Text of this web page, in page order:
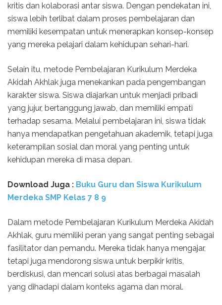
kritis dan kolaborasi antar siswa. Dengan pendekatan ini,
siswa lebih terlibat dalam proses pembelajaran dan
memiliki kesempatan untuk menerapkan konsep-konsep
yang mereka pelajari dalam kehidupan sehari-hari.
Selain itu, metode Pembelajaran Kurikulum Merdeka
Akidah Akhlak juga menekankan pada pengembangan
karakter siswa. Siswa diajarkan untuk menjadi pribadi
yang jujur, bertanggung jawab, dan memiliki empati
terhadap sesama. Melalui pembelajaran ini, siswa tidak
hanya mendapatkan pengetahuan akademik, tetapi juga
keterampilan sosial dan moral yang penting untuk
kehidupan mereka di masa depan.
Download Juga : Buku Guru dan Siswa Kurikulum
Merdeka SMP Kelas 7 8 9
Dalam metode Pembelajaran Kurikulum Merdeka Akidah
Akhlak, guru memiliki peran yang sangat penting sebagai
fasilitator dan pemandu. Mereka tidak hanya mengajar,
tetapi juga mendorong siswa untuk berpikir kritis,
berdiskusi, dan mencari solusi atas berbagai masalah
yang dihadapi dalam konteks agama dan moral.